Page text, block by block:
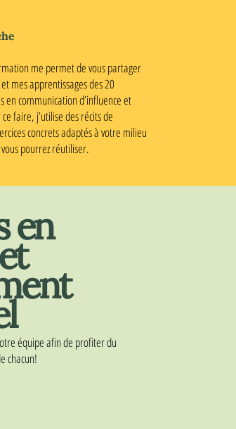
me permet de vous partager
mes apprentissages des 20
en communication d’influence et
faire, j’utilise des récits de
concrets adaptés à votre milieu
pourrez réutiliser.
en
équipe afin de profiter du
chacun!